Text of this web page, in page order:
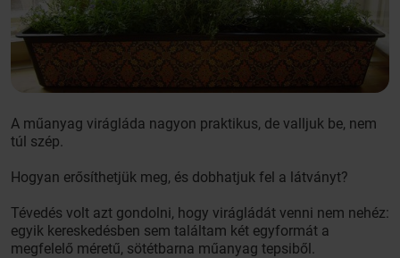
A műanyag virágláda nagyon praktikus, de valljuk be, nem
túl szép.
Hogyan erősíthetjük meg, és dobhatjuk fel a látványt?
Tévedés volt azt gondolni, hogy virágládát venni nem nehéz:
egyik kereskedésben sem találtam két egyformát a
megfelelő méretű, sötétbarna műanyag tepsiből.